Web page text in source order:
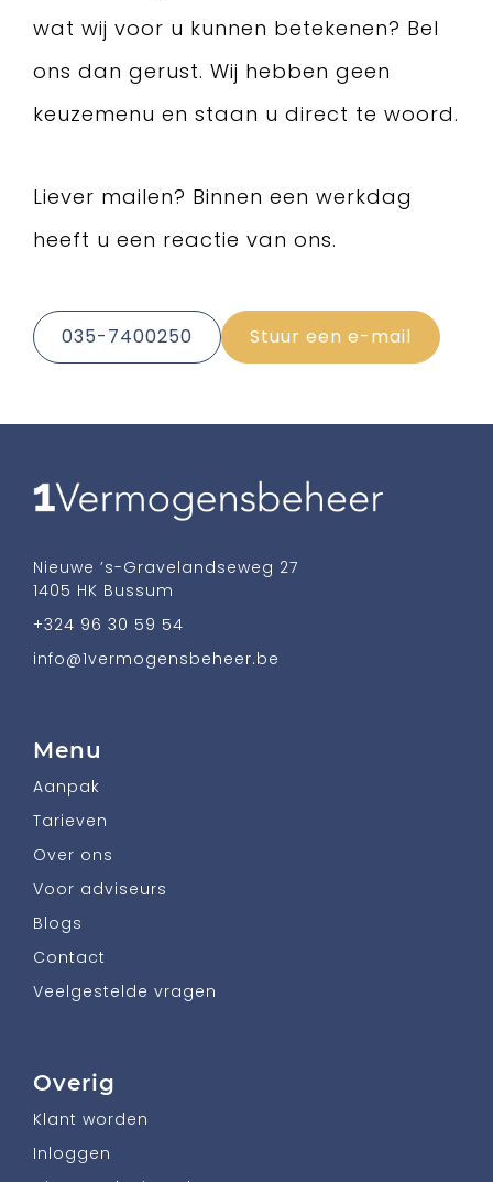
wat wij voor u kunnen betekenen? Bel
ons dan gerust. Wij hebben geen
keuzemenu en staan u direct te woord.
Liever mailen? Binnen een werkdag
heeft u een reactie van ons.
035-7400250 Stuur een e-mail
Nieuwe ’s-Gravelandseweg 27
1405 HK Bussum
+324 96 30 59 54
info@1vermogensbeheer.be
Menu
Aanpak
Tarieven
Over ons
Voor adviseurs
Blogs
Contact
Veelgestelde vragen
Overig
Klant worden
Inloggen